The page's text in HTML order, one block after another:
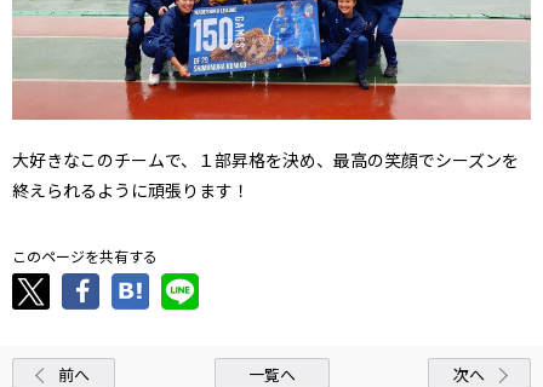
大好きなこのチームで、１部昇格を決め、最高の笑顔でシーズンを
終えられるように頑張ります！
このページを共有する
前へ 一覧へ 次へ